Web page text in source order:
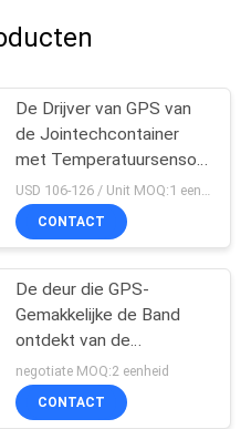
De Drijver van GPS van
de Jointechcontainer
met Temperatuursensor
voor Koude Logistische
Ketting
CONTACT
De deur die GPS-
Gemakkelijke de Band
ontdekt van de
Containerdrijver 4G
installeert lange
levensduur batterij
negotiate MOQ:2 eenheid
CONTACT